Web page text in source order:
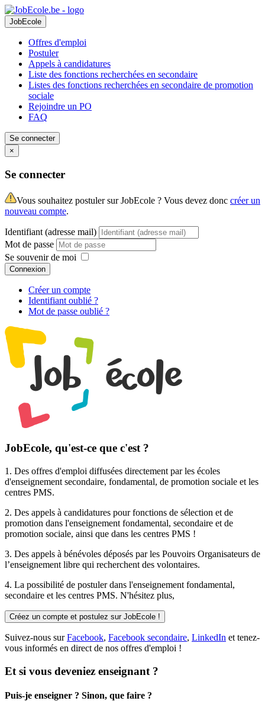
JobEcole
Offres d'emploi
Postuler
Appels à candidatures
Liste des fonctions recherchées en secondaire
Listes des fonctions recherchées en secondaire de promotion
sociale
Rejoindre un PO
FAQ
Se connecter
×
Se connecter
Vous souhaitez postuler sur JobEcole ? Vous devez donc créer un
nouveau compte.
Identifiant (adresse mail)
Mot de passe
Se souvenir de moi
Connexion
Créer un compte
Identifiant oublié ?
Mot de passe oublié ?
JobEcole, qu'est-ce que c'est ?
1. Des offres d'emploi diffusées directement par les écoles
d'enseignement secondaire, fondamental, de promotion sociale et les
centres PMS.
2. Des appels à candidatures pour fonctions de sélection et de
promotion dans l'enseignement fondamental, secondaire et de
promotion sociale, ainsi que dans les centres PMS !
3. Des appels à bénévoles déposés par les Pouvoirs Organisateurs de
l’enseignement libre qui recherchent des volontaires.
4. La possibilité de postulerdans l'enseignement fondamental,
secondaire et les centres PMS. N'hésitez plus,
Créez un compte et postulez sur JobEcole !
Suivez-nous surFacebook, Facebook secondaire, LinkedIn et tenez-
vous informés en direct de nos offres d'emploi !
Et si vous deveniez enseignant ?
Puis-je enseigner ? Sinon, que faire ?